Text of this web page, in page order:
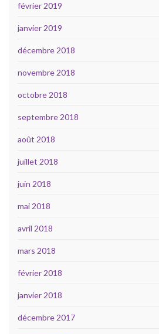
février 2019
janvier 2019
décembre 2018
novembre 2018
octobre 2018
septembre 2018
août 2018
juillet 2018
juin 2018
mai 2018
avril 2018
mars 2018
février 2018
janvier 2018
décembre 2017